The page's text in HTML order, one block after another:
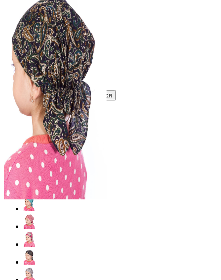
242 ₽
В розницу
Узнать оптовую цену сейчас
Войти Зарегистрироваться
Оптом